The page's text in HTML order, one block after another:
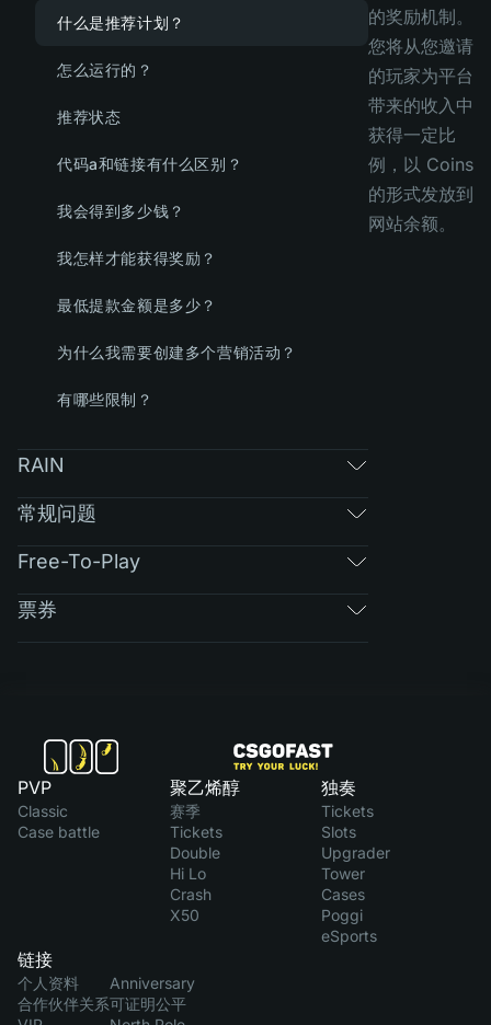
什么是推荐计划？
怎么运行的？
推荐状态
代码a和链接有什么区别？
我会得到多少钱？
我怎样才能获得奖励？
最低提款金额是多少？
为什么我需要创建多个营销活动？
有哪些限制？
RAIN
常规问题
Free-To-Play
票券
的奖励机制。
您将从您邀请
的玩家为平台
带来的收入中
获得一定比
例，以 Coins
的形式发放到
网站余额。
PVP
Classic
Case battle
聚乙烯醇
赛季
Tickets
Double
Hi Lo
Crash
X50
独奏
Tickets
Slots
Upgrader
Tower
Cases
Poggi
eSports
链接
个人资料
合作伙伴关系
Anniversary
可证明公平